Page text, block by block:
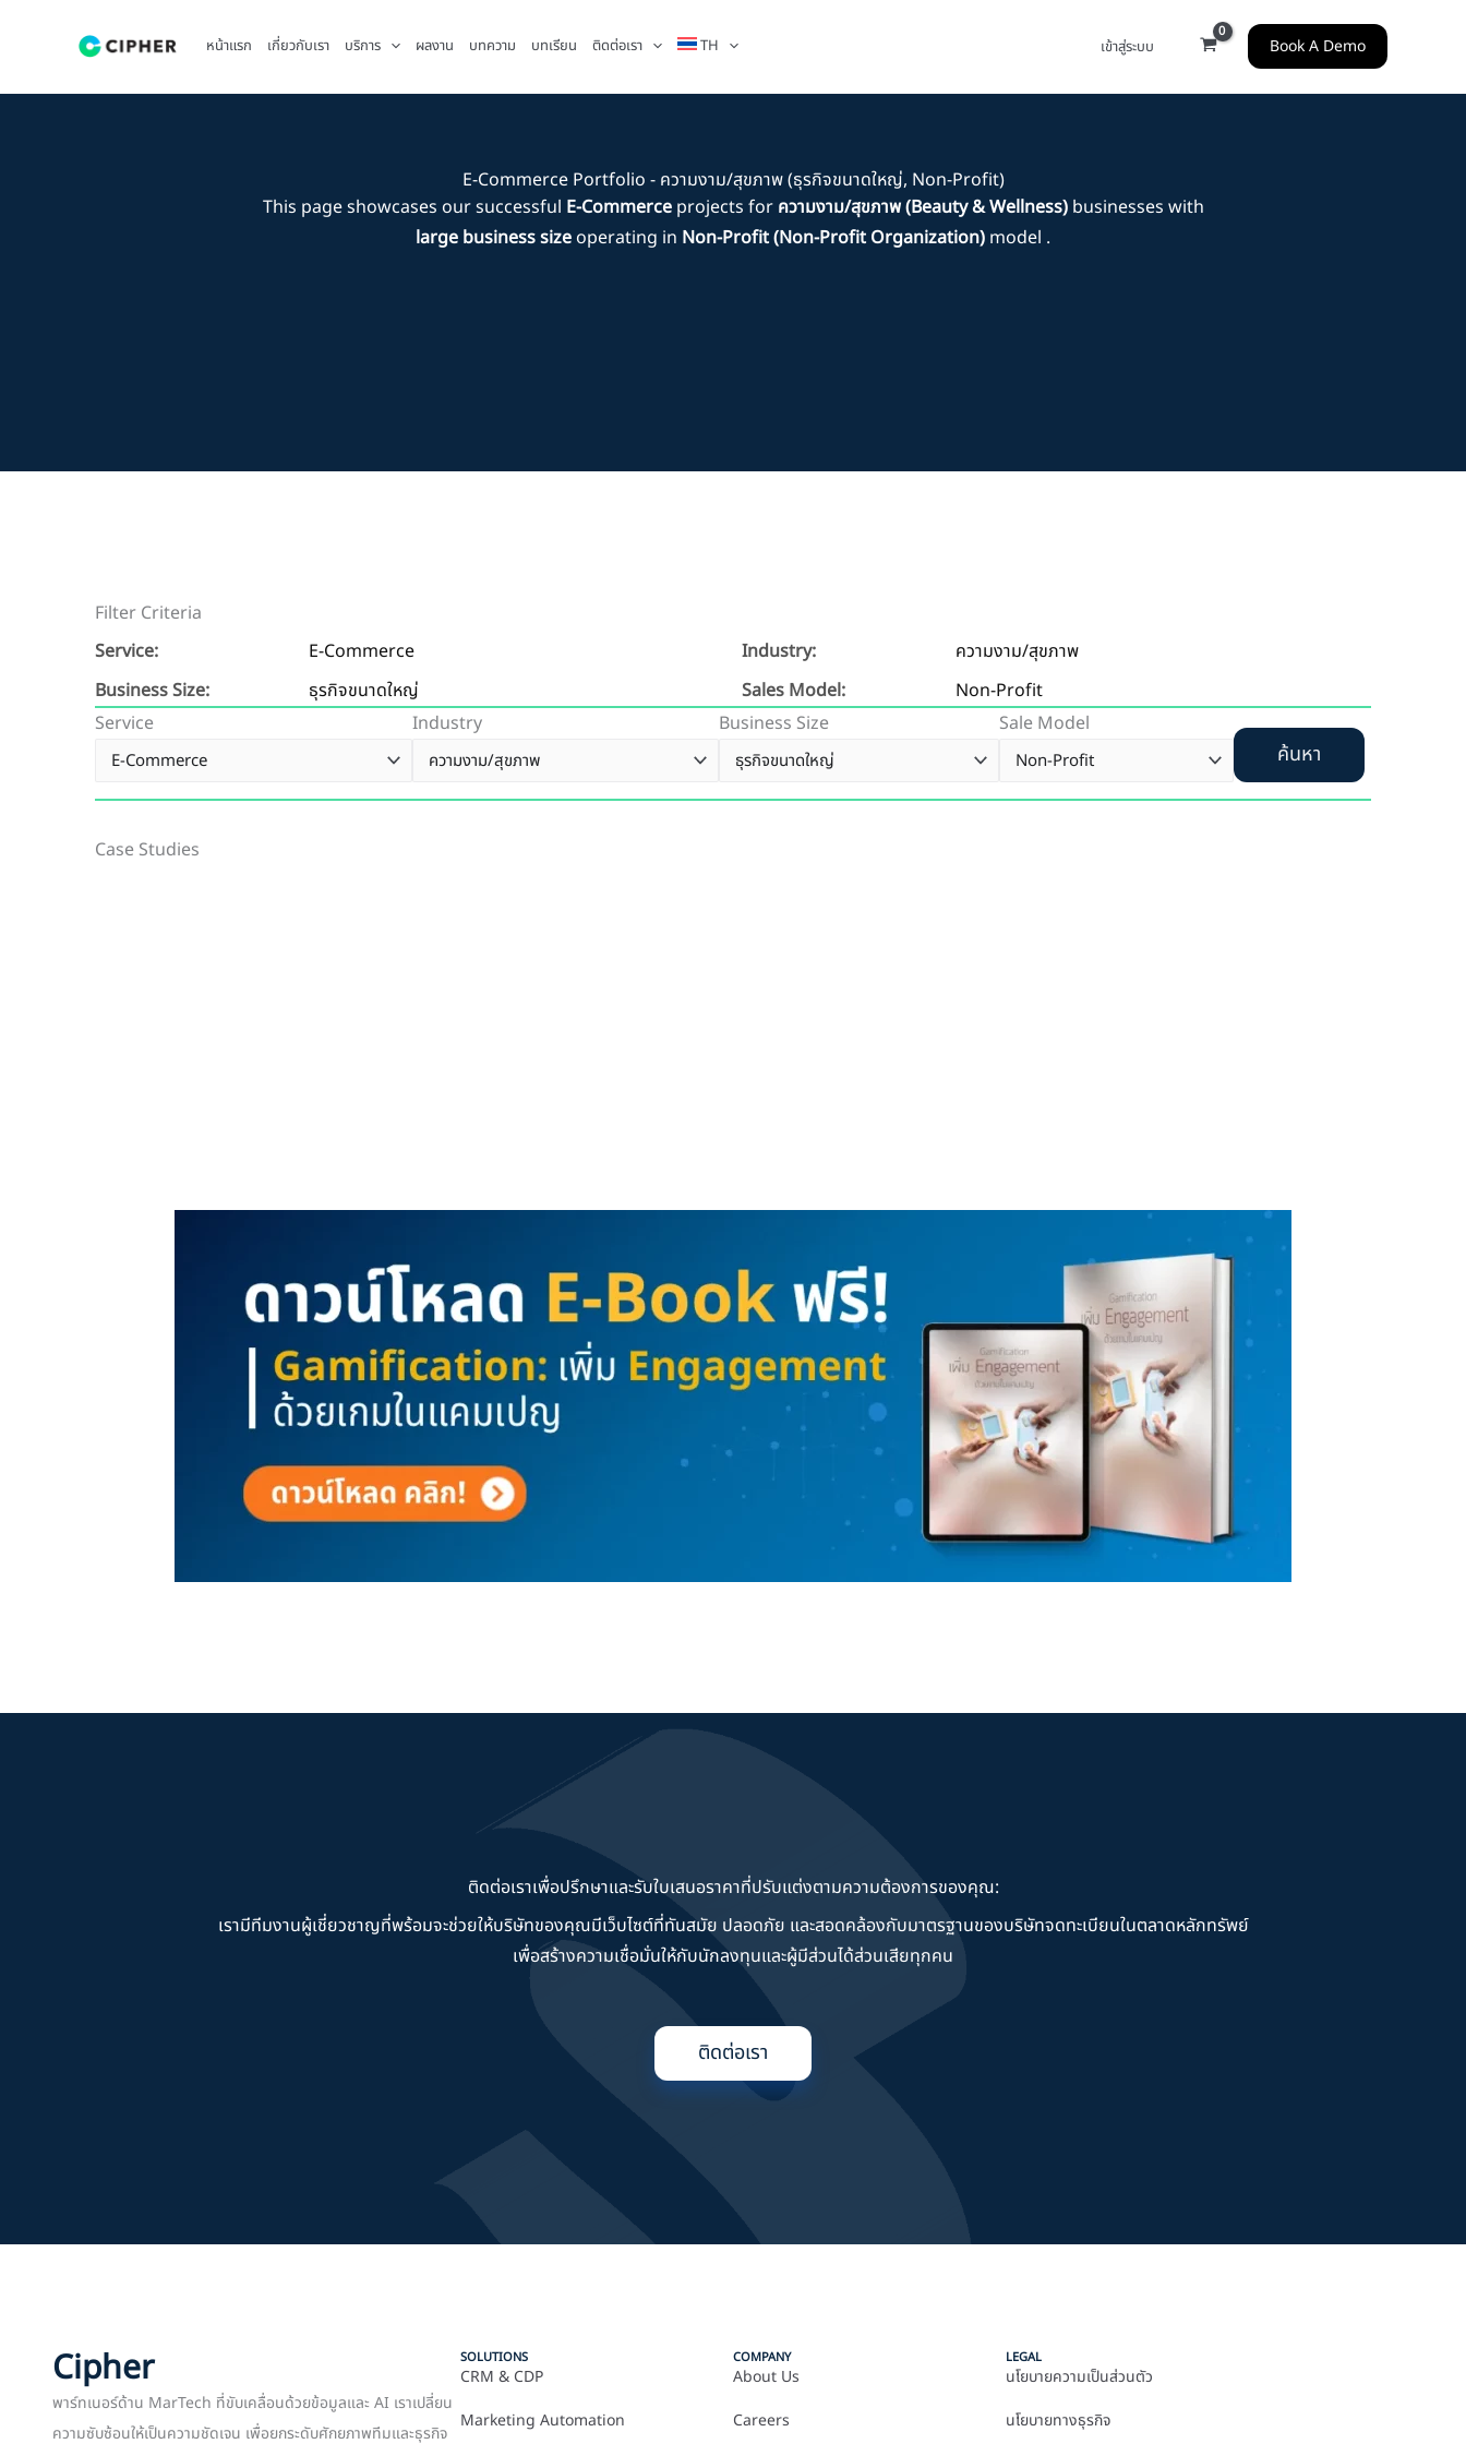
หน้าแรก เกี่ยวกับเรา บริการ ผลงาน บทความ บทเรียน ติดต่อเรา TH เข้าสู่ระบบ Book A Demo
E-Commerce Portfolio - ความงาม/สุขภาพ (ธุรกิจขนาดใหญ่, Non-Profit)
This page showcases our successful E-Commerceprojects for ความงาม/สุขภาพ (Beauty & Wellness)businesses with
large business sizeoperating in Non-Profit (Non-Profit Organization) model .
Filter Criteria
Service:
E-Commerce Industry:
ความงาม/สุขภาพ
Business Size:
ธุรกิจขนาดใหญ่ Sales Model:
Non-Profit
Service
Industry Business Size Sale Model
ค้นหา
Case Studies
ติดต่อเราเพื่อปรึกษาและรับใบเสนอราคาที่ปรับแต่งตามความต้องการของคุณ:
เรามีทีมงานผู้เชี่ยวชาญที่พร้อมจะช่วยให้บริษัทของคุณมีเว็บไซต์ที่ทันสมัย ปลอดภัย และสอดคล้องกับมาตรฐานของบริษัทจดทะเบียนในตลาดหลักทรัพย์
เพื่อสร้างความเชื่อมั่นให้กับนักลงทุนและผู้มีส่วนได้ส่วนเสียทุกคน
ติดต่อเรา
Cipher
พาร์ทเนอร์ด้าน MarTech ที่ขับเคลื่อนด้วยข้อมูลและ AI เราเปลี่ยน
ความซับซ้อนให้เป็นความชัดเจน เพื่อยกระดับศักยภาพทีมและธุรกิจ
SOLUTIONS
CRM & CDP
Marketing Automation
COMPANY
About Us
Careers
LEGAL
นโยบายความเป็นส่วนตัว
นโยบายทางธุรกิจ